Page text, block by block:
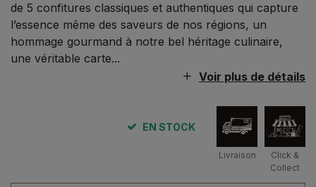
de 5 confitures classiques et authentiques qui capture
l’essence même des saveurs de nos régions, un
hommage gourmand à notre bel héritage culinaire,
une véritable carte...
Voir plus de détails
EN STOCK
Livraison
Click &
Collect